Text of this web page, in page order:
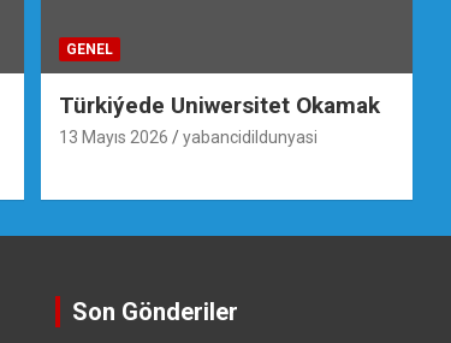
GENEL
Türkiýede Uniwersitet Okamak
13 Mayıs 2026 yabancidildunyasi
Son Gönderiler